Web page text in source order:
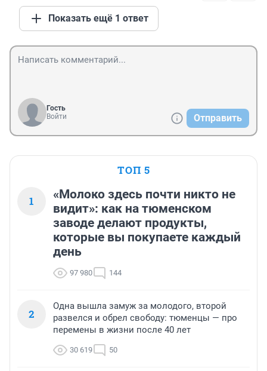
Показать ещё 1 ответ
Гость
Войти
Отправить
ТОП 5
1
«Молоко здесь почти никто не
видит»: как на тюменском
заводе делают продукты,
которые вы покупаете каждый
день
97 980 144
2
Одна вышла замуж за молодого, второй
развелся и обрел свободу: тюменцы — про
перемены в жизни после 40 лет
30 619 50